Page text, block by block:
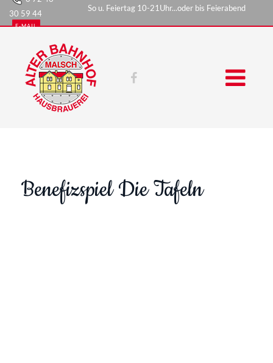
30 59 44
E-MAIL
So u. Feiertag 10-21Uhr...oder bis Feierabend
Benefizspiel Die Tafeln